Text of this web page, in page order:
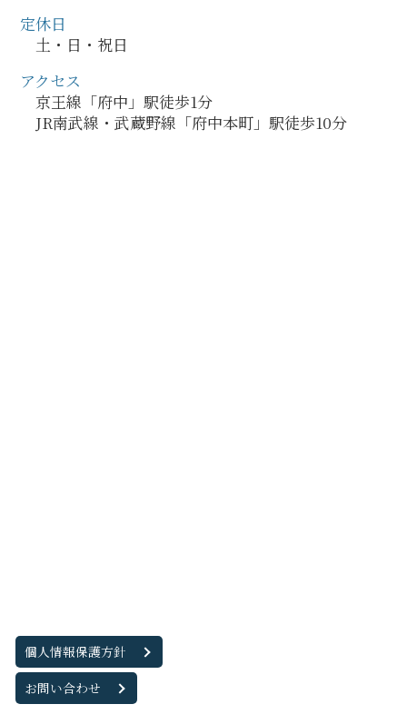
定休日
土・日・祝日
アクセス
京王線「府中」駅徒歩1分
JR南武線・武蔵野線「府中本町」駅徒歩10分
個人情報保護方針
お問い合わせ